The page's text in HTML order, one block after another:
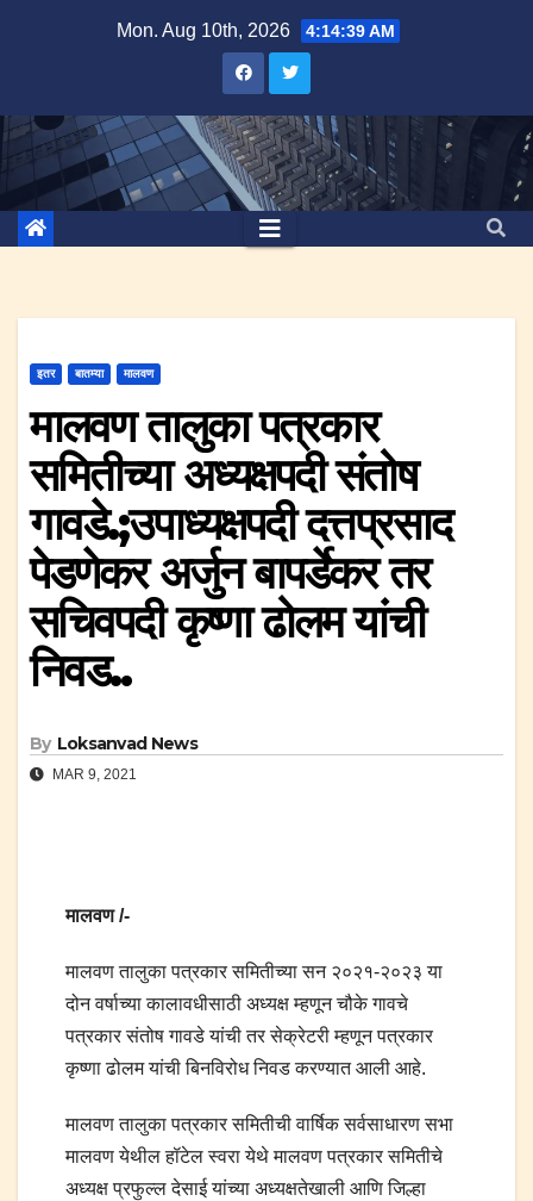
Mon. Aug 10th, 2026 4:14:40 AM
इतर बातम्या मालवण
मालवण तालुका पत्रकार
समितीच्या अध्यक्षपदी संतोष
गावडे.;उपाध्यक्षपदी दत्तप्रसाद
पेडणेकर अर्जुन बापर्डेकर तर
सचिवपदी कृष्णा ढोलम यांची
निवड..
By Loksanvad News
MAR 9, 2021
मालवण /-
मालवण तालुका पत्रकार समितीच्या सन २०२१-२०२३ या
दोन वर्षाच्या कालावधीसाठी अध्यक्ष म्हणून चौके गावचे
पत्रकार संतोष गावडे यांची तर सेक्रेटरी म्हणून पत्रकार
कृष्णा ढोलम यांची बिनविरोध निवड करण्यात आली आहे.
मालवण तालुका पत्रकार समितीची वार्षिक सर्वसाधारण सभा
मालवण येथील हॉटेल स्वरा येथे मालवण पत्रकार समितीचे
अध्यक्ष प्रफुल्ल देसाई यांच्या अध्यक्षतेखाली आणि जिल्हा